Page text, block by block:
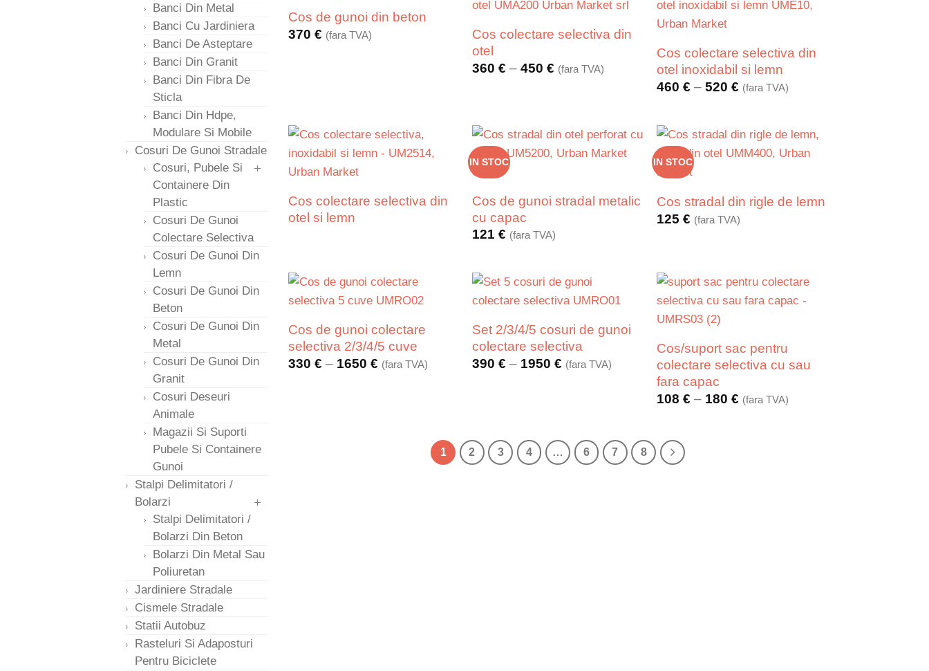
Banci Din Metal
Banci Cu Jardiniera
Banci De Asteptare
Banci Din Granit
Banci Din Fibra De
Sticla
Banci Din Hdpe,
Modulare Si Mobile
Cosuri De Gunoi Stradale
Cosuri, Pubele Si
Containere Din
Plastic
Cosuri De Gunoi
Colectare Selectiva
Cosuri De Gunoi Din
Lemn
Cosuri De Gunoi Din
Beton
Cosuri De Gunoi Din
Metal
Cosuri De Gunoi Din
Granit
Cosuri Deseuri
Animale
Magazii Si Suporti
Pubele Si Containere
Gunoi
Stalpi Delimitatori /
Bolarzi
Stalpi Delimitatori /
Bolarzi Din Beton
Bolarzi Din Metal Sau
Poliuretan
Jardiniere Stradale
Cismele Stradale
Statii Autobuz
Rasteluri Si Adaposturi
Pentru Biciclete
260 €
Cos de gunoi din beton
370 € (fara TVA)
Cos colectare selectiva din
otel
360€ – 450€ Interval
la
450 €
(fara TVA)
Cos colectare selectiva din
otel inoxidabil si lemn
460€ – 520€ Interval
până
la
520 €
(fara TVA)
Cos colectare selectiva din
otel si lemn
IN STOC
Cos de gunoi stradal metalic
cu capac
121€ (fara TVA)
IN STOC
Cos stradal din rigle de lemn
125€ (fara TVA)
Cos de gunoi colectare
selectiva 2/3/4/5 cuve
330 € – 1650 €Interval
de
(fara TVA)
Set 2/3/4/5 cosuri de gunoi
colectare selectiva
390€ – 1950€ Interval
de
1950 €
(fara TVA)
Cos/suport sac pentru
colectare selectiva cu sau
fara capac
108€ – 180€ Interval
de
(fara TVA)
1 2 3 4 … 6 7 8